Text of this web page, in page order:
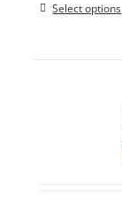
Select options